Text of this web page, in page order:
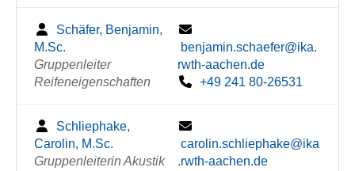
Schäfer, Benjamin,
M.Sc.
Gruppenleiter
Reifeneigenschaften
benjamin.schaefer@ika.
rwth-aachen.de
+49 241 80-26531
Schliephake,
Carolin, M.Sc.
Gruppenleiterin Akustik
carolin.schliephake@ika
.rwth-aachen.de